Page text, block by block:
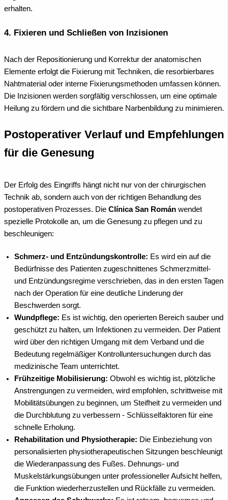
erhalten.
4. Fixieren und Schließen von Inzisionen
Nach der Repositionierung und Korrektur der anatomischen
Elemente erfolgt die Fixierung mit Techniken, die resorbierbares
Nahtmaterial oder interne Fixierungsmethoden umfassen können.
Die Inzisionen werden sorgfältig verschlossen, um eine optimale
Heilung zu fördern und die sichtbare Narbenbildung zu minimieren.
Postoperativer Verlauf und Empfehlungen
für die Genesung
Der Erfolg des Eingriffs hängt nicht nur von der chirurgischen
Technik ab, sondern auch von der richtigen Behandlung des
postoperativen Prozesses. Die Clínica San Román wendet
spezielle Protokolle an, um die Genesung zu pflegen und zu
beschleunigen:
Schmerz- und Entzündungskontrolle: Es wird ein auf die
Bedürfnisse des Patienten zugeschnittenes Schmerzmittel-
und Entzündungsregime verschrieben, das in den ersten Tagen
nach der Operation für eine deutliche Linderung der
Beschwerden sorgt.
Wundpflege: Es ist wichtig, den operierten Bereich sauber und
geschützt zu halten, um Infektionen zu vermeiden. Der Patient
wird über den richtigen Umgang mit dem Verband und die
Bedeutung regelmäßiger Kontrolluntersuchungen durch das
medizinische Team unterrichtet.
Frühzeitige Mobilisierung: Obwohl es wichtig ist, plötzliche
Anstrengungen zu vermeiden, wird empfohlen, schrittweise mit
Mobilitätsübungen zu beginnen, um Steifheit zu vermeiden und
die Durchblutung zu verbessern - Schlüsselfaktoren für eine
schnelle Erholung.
Rehabilitation und Physiotherapie: Die Einbeziehung von
personalisierten physiotherapeutischen Sitzungen beschleunigt
die Wiederanpassung des Fußes. Dehnungs- und
Muskelstärkungsübungen unter professioneller Aufsicht helfen,
die Funktion wiederherzustellen und Rückfälle zu vermeiden.